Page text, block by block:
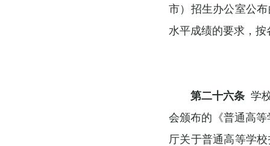
市）招生办公室公
水平成绩的要求，
第二十六条 学
会颁布的《普通高
厅关于普通高等学